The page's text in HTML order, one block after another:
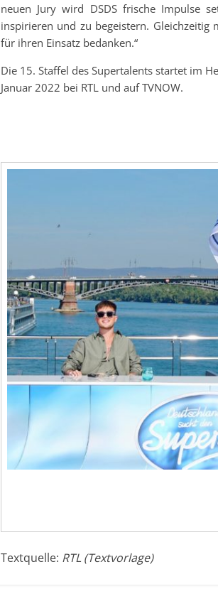
neuen Jury wird DSDS frische Impulse
inspirieren und zu begeistern.
für ihren Einsatz bedanken.“
Die 15. Staffel des Supertalents startet im
Januar 2022 bei RTL und auf TVNOW.
Textquelle: RTL (Textvorlage)